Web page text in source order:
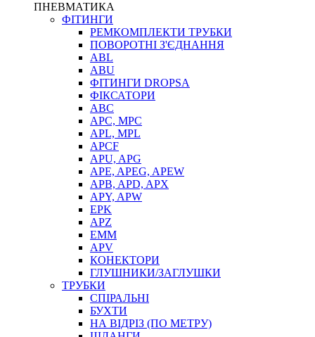
ПНЕВМАТИКА
ФІТИНГИ
РЕМКОМПЛЕКТИ ТРУБКИ
ПОВОРОТНІ З'ЄДНАННЯ
ABL
ABU
ФІТИНГИ DROPSA
ФІКСАТОРИ
ABC
APC, MPC
APL, MPL
APCF
APU, APG
APE, APEG, APEW
APB, APD, APX
APY, APW
EPK
APZ
EMM
APV
КОНЕКТОРИ
ГЛУШНИКИ/ЗАГЛУШКИ
ТРУБКИ
СПІРАЛЬНІ
БУХТИ
НА ВІДРІЗ (ПО МЕТРУ)